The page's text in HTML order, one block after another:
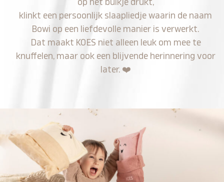
op het buikje drukt,
klinkt een persoonlijk slaapliedje waarin de naam
Bowi op een liefdevolle manier is verwerkt.
Dat maakt KOES niet alleen leuk om mee te
knuffelen, maar ook een blijvende herinnering voor
later. ❤️